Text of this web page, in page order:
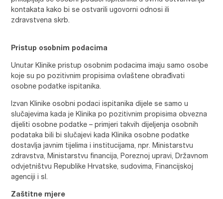
kontakata kako bi se ostvarili ugovorni odnosi ili
zdravstvena skrb.
Pristup osobnim podacima
Unutar Klinike pristup osobnim podacima imaju samo osobe
koje su po pozitivnim propisima ovlaštene obrađivati
osobne podatke ispitanika.
Izvan Klinike osobni podaci ispitanika dijele se samo u
slučajevima kada je Klinika po pozitivnim propisima obvezna
dijeliti osobne podatke – primjeri takvih dijeljenja osobnih
podataka bili bi slučajevi kada Klinika osobne podatke
dostavlja javnim tijelima i institucijama, npr. Ministarstvu
zdravstva, Ministarstvu financija, Poreznoj upravi, Državnom
odvjetništvu Republike Hrvatske, sudovima, Financijskoj
agenciji i sl.
Zaštitne mjere